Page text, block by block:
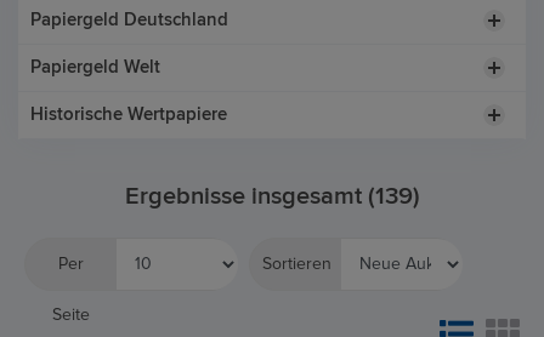
Papiergeld Deutschland
Papiergeld Welt
Historische Wertpapiere
Ergebnisse insgesamt (139)
Per
Seite
Sortieren